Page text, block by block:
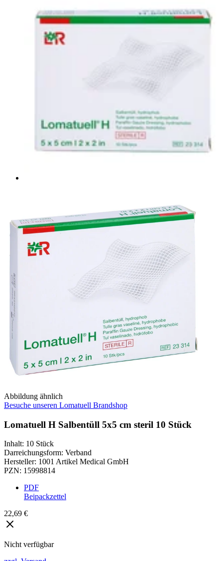
Abbildung ähnlich
Besuche unseren Lomatuell Brandshop
Lomatuell H Salbentüll 5x5 cm steril 10 Stück
Inhalt: 10 Stück
Darreichungsform: Verband
Hersteller: 1001 Artikel Medical GmbH
PZN: 15998814
PDF
Beipackzettel
22,69 €
Nicht verfügbar